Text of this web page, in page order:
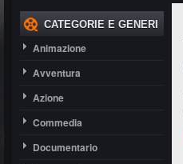
THRILLER
CATEGORIE E GENERI
Animazione
Avventura
Azione
Commedia
Documentario